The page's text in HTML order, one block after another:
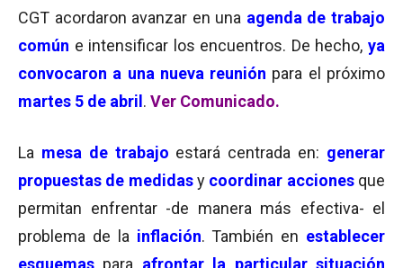
CGT acordaron avanzar en una agenda de trabajo
común e intensificar los encuentros. De hecho, ya
convocaron a una nueva reunión para el próximo
martes 5 de abril . Ver Comunicado.
La mesa de trabajo estará centrada en: generar
propuestas de medidasy coordinar accionesque
permitan enfrentar -de manera más efectiva- el
problema de la inflación. También en establecer
esquemas para afrontar la particular situación